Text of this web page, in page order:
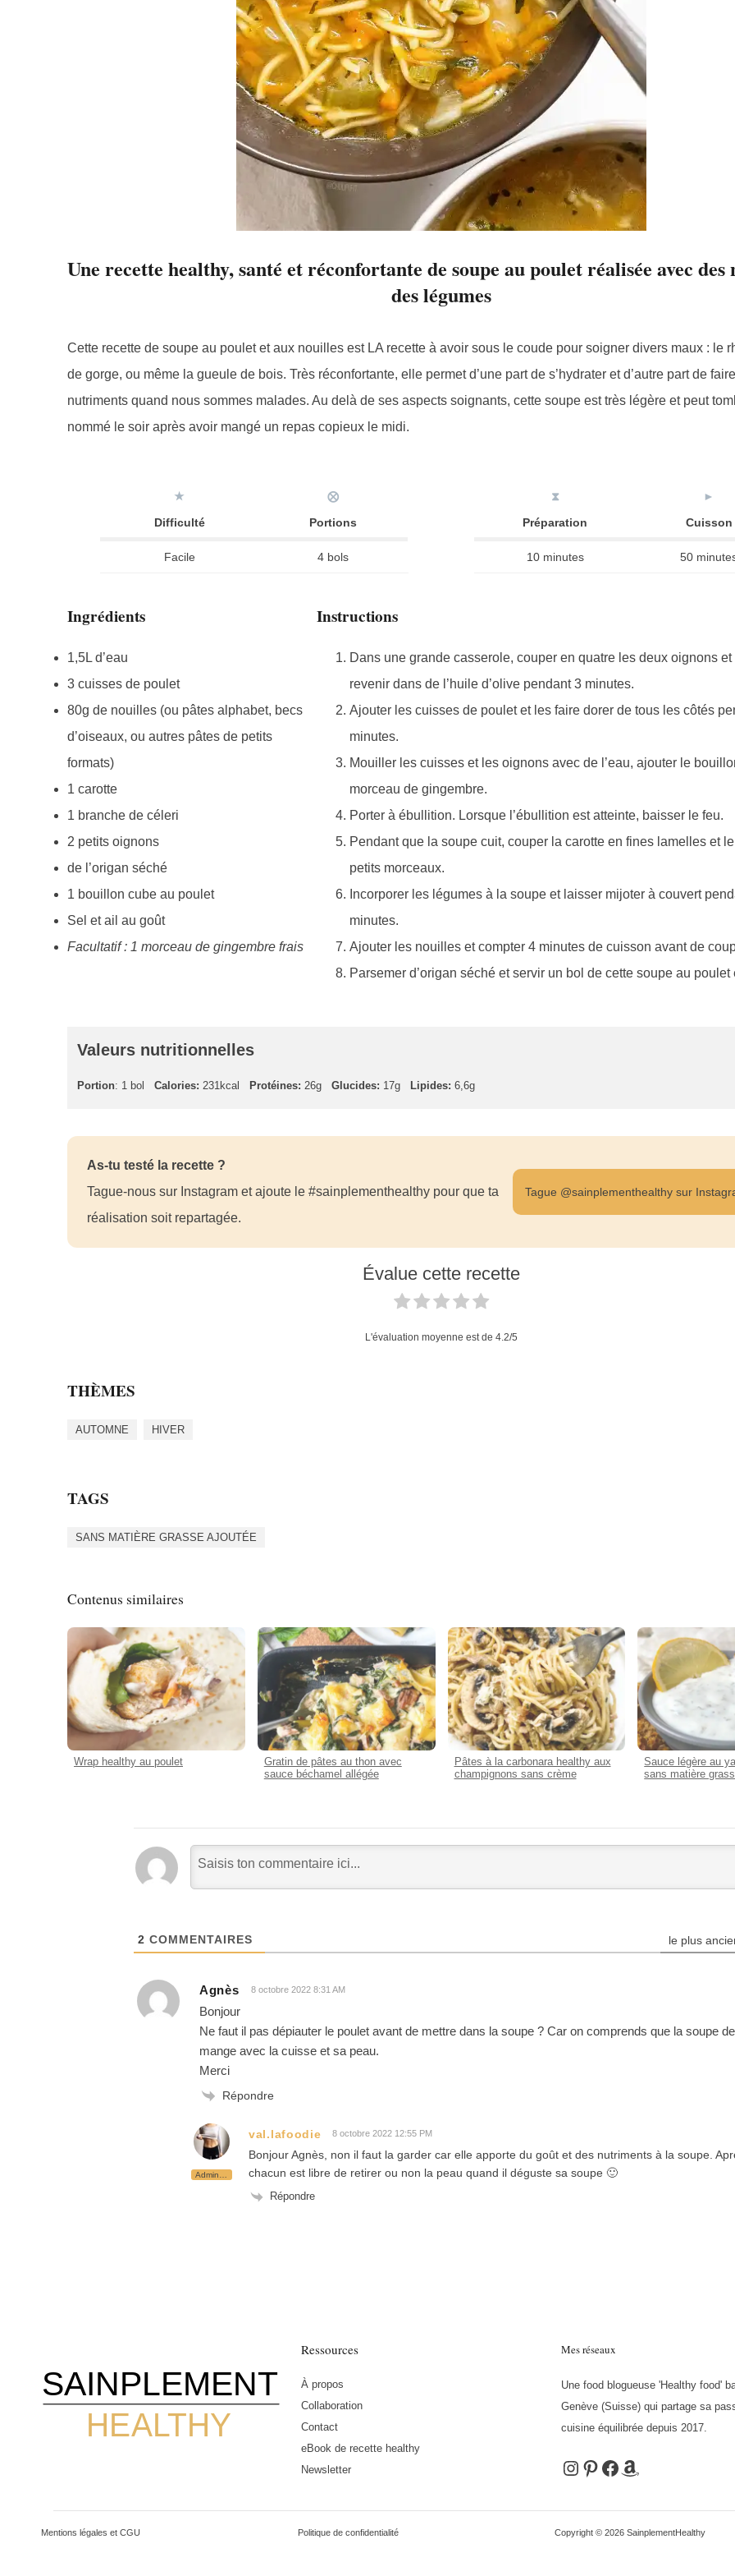
Une recette healthy, santé et réconfortante de soupe au poulet réalisée avec des
des légumes
Cette recette de soupe au poulet et aux nouilles est LA recette à avoir sous le coude pour soigner divers maux : le
de gorge, ou même la gueule de bois. Très réconfortante, elle permet d’une part de s’hydrater et d’autre part de
nutriments quand nous sommes malades. Au delà de ses aspects soignants, cette soupe est très légère et peut
nommé le soir après avoir mangé un repas copieux le midi.
★
Difficulté
⨂
Portions
Facile 4 bols
⧗
Préparation
►
Cuisson
10 minutes 50
Ingrédients
1,5L d’eau
3 cuisses de poulet
80g de nouilles (ou pâtes alphabet, becs
d’oiseaux, ou autres pâtes de petits
formats)
1 carotte
1 branche de céleri
2 petits oignons
de l’origan séché
1 bouillon cube au poulet
Sel et ail au goût
Facultatif : 1 morceau de gingembre frais
Instructions
Dans une grande casserole, couper en quatre les deux oignons et
revenir dans de l’huile d’olive pendant 3 minutes.
Ajouter les cuisses de poulet et les faire dorer de tous les côtés
minutes.
Mouiller les cuisses et les oignons avec de l’eau, ajouter le
morceau de gingembre.
Porter à ébullition. Lorsque l’ébullition est atteinte, baisser le feu.
Pendant que la soupe cuit, couper la carotte en fines lamelles et
petits morceaux.
Incorporer les légumes à la soupe et laisser mijoter à couvert
minutes.
Ajouter les nouilles et compter 4 minutes de cuisson avant de
Parsemer d’origan séché et servir un bol de cette soupe au
Valeurs nutritionnelles
Portion: 1 bol Calories: 231kcal Protéines: 26g Glucides: 17g Lipides: 6,6g
As-tu testé la recette ?
Tague-nous sur Instagram et ajoute le #sainplementhealthy pour que ta
réalisation soit repartagée.
Tague @sainplementhealthy sur
Évalue cette recette
L'évaluation moyenne est de 4.2/5
THÈMES
AUTOMNE HIVER
TAGS
SANS MATIÈRE GRASSE AJOUTÉE
Contenus similaires
Wrap healthy au poulet
Gratin de pâtes au thon avec
sauce béchamel allégée
Pâtes à la carbonara healthy aux
champignons sans crème
Sauce légère au
sans matière
2 COMMENTAIRES le plus
Agnès 8 octobre 2022 8:31 AM
Bonjour
Ne faut il pas dépiauter le poulet avant de mettre dans la soupe ? Car on comprends que la soupe de
mange avec la cuisse et sa peau.
Merci
Répondre
Administrateur
val.lafoodie 8 octobre 2022 12:55 PM
Bonjour Agnès, non il faut la garder car elle apporte du goût et des nutriments à la soupe.
chacun est libre de retirer ou non la peau quand il déguste sa soupe 🙂
Répondre
HEALTHY
SAINPLEMENT
Ressources
À propos
Collaboration
Contact
eBook de recette healthy
Newsletter
Mes réseaux
Une food blogueuse 'Healthy food'
Genève (Suisse) qui partage sa
cuisine équilibrée depuis 2017.
Instagram
Pinterest
Facebook
Amazon
Mentions légales et CGU Politique de confidentialité Copyright © 2026 SainplementHealthy